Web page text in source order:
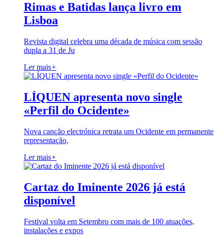
Rimas e Batidas lança livro em
Lisboa
Revista digital celebra uma década de música com sessão
dupla a 31 de Ju
Ler mais+
LÍQUEN apresenta novo single
«Perfil do Ocidente»
Nova canção electrónica retrata um Ocidente em permanente
representação,
Ler mais+
Cartaz do Iminente 2026 já está
disponível
Festival volta em Setembro com mais de 100 atuações,
instalações e expos